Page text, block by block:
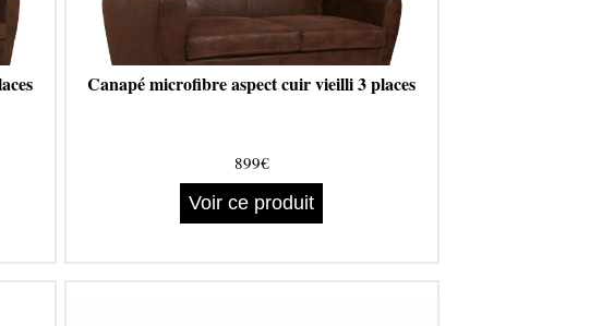
Canapé microfibre aspect cuir vieilli 3 places
899€
Voir ce produit